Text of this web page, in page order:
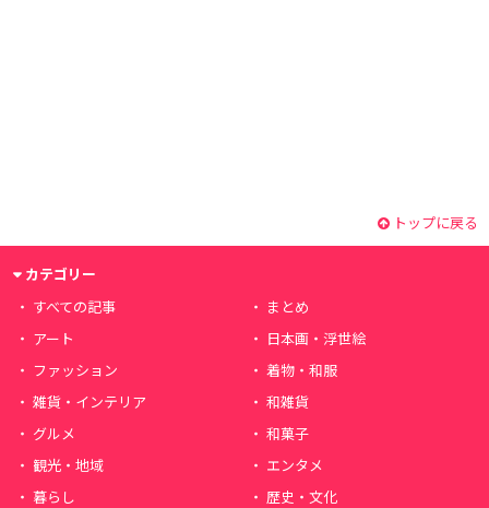
トップに戻る
カテゴリー
すべての記事
まとめ
アート
日本画・浮世絵
ファッション
着物・和服
雑貨・インテリア
和雑貨
グルメ
和菓子
観光・地域
エンタメ
暮らし
歴史・文化